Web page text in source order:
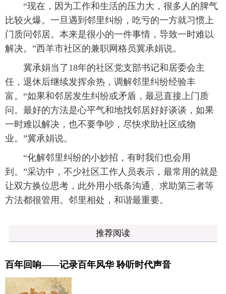
“现在，因为工作和生活的压力大，很多人的脾气
比较火爆。一旦遇到邻里纠纷，吃亏的一方就习惯上
门质问邻居。本来是很小的一件事情，导致一时难以
解决。”西羊市社区的兼职网格员冀承娟说。
冀承娟当了18年的社区党支部书记和居委会主
任，退休后继续发挥余热，调解邻里纠纷经验丰
富。“如果和邻居发生纠纷或矛盾，最忌直接上门质
问。最好的方法是心平气和地找邻居好好谈谈，如果
一时难以解决，也不要争吵，尽快求助社区或物
业。”冀承娟说。
“化解邻里纠纷的小妙招，有时我们也会用
到。”采访中，不少社区工作人员表示，最常用的就是
让双方换位思考，此外用小纸条沟通、求助第三者等
方法都很管用。邻里相处，和谐最重要。
推荐阅读
百年回响——记录百年风华 聆听时代声音